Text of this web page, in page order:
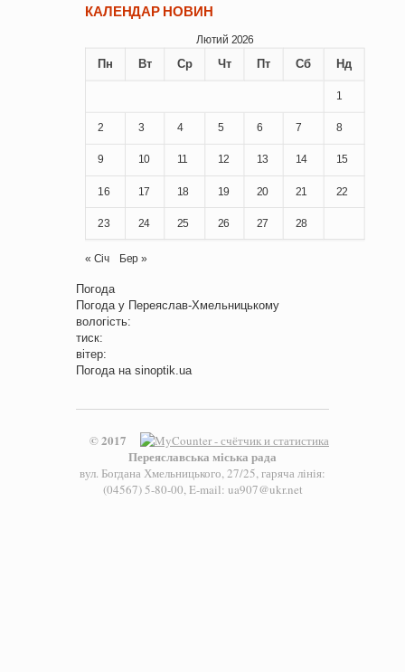
КАЛЕНДАР НОВИН
Лютий 2026
Пн Вт Ср Чт Пт Сб Нд
1
2 3 4 5 6 7 8
9 10 11 12 13 14 15
16 17 18 19 20 21 22
23 24 25 26 27 28
« Січ Бер »
Погода
Погода у Переяслав-Хмельницькому
вологість:
тиск:
вітер:
Погода на sinoptik.ua
© 2017
Переяславська міська рада
вул. Богдана Хмельницького, 27/25, гаряча лінія:
(04567) 5-80-00, E-mail: ua907@ukr.net